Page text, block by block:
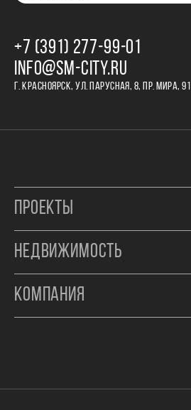
+7 (391) 277‒99‒01
INFO@SM-CITY.RU
Г. КРАСНОЯРСК, УЛ. ПАРУСНАЯ, 8, ПР. МИРА, 91
ПРОЕКТЫ
НЕДВИЖИМОСТЬ
КОМПАНИЯ